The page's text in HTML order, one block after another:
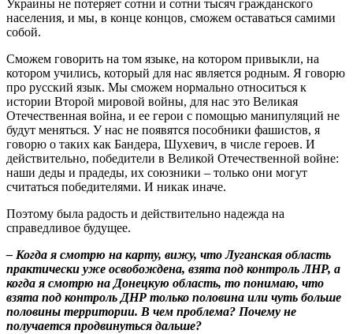
Украины не потеряет сотни и сотни тысяч гражданского
населения, и мы, в конце концов, сможем оставаться самими
собой.
Сможем говорить на том языке, на котором привыкли, на
котором учились, который для нас является родным. Я говорю
про русский язык. Мы сможем нормально относиться к
истории Второй мировой войны, для нас это Великая
Отечественная война, и ее герои с помощью манипуляций не
будут меняться. У нас не появятся пособники фашистов, я
говорю о таких как Бандера, Шухевич, в числе героев. И
действительно, победители в Великой Отечественной войне:
наши деды и прадеды, их союзники – только они могут
считаться победителями. И никак иначе.
Поэтому была радость и действительно надежда на
справедливое будущее.
– Когда я смотрю на карту, вижу, что Луганская область
практически уже освобождена, взята под контроль ЛНР, а
когда я смотрю на Донецкую область, то понимаю, что
взята под контроль ДНР только половина или чуть больше
половины территории. В чем проблема? Почему не
получается продвинуться дальше?